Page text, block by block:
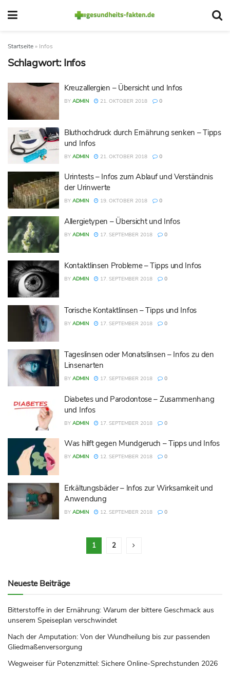
Startseite » Infos
Schlagwort:Infos
Kreuzallergien – Übersicht und Infos
BY ADMIN 21. OKTOBER 2018 0
Bluthochdruck durch Ernährung senken – Tipps
und Infos
BY ADMIN 21. OKTOBER 2018 0
Urintests – Infos zum Ablauf und Verständnis
der Urinwerte
BY ADMIN 19. OKTOBER 2018 0
Allergietypen – Übersicht und Infos
BY ADMIN 17. SEPTEMBER 2018 0
Kontaktlinsen Probleme – Tipps und Infos
BY ADMIN 17. SEPTEMBER 2018 0
Torische Kontaktlinsen – Tipps und Infos
BY ADMIN 17. SEPTEMBER 2018 0
Tageslinsen oder Monatslinsen – Infos zu den
Linsenarten
BY ADMIN 17. SEPTEMBER 2018 0
Diabetes und Parodontose – Zusammenhang
und Infos
BY ADMIN 17. SEPTEMBER 2018 0
Was hilft gegen Mundgeruch – Tipps und Infos
BY ADMIN 12. SEPTEMBER 2018 0
Erkältungsbäder – Infos zur Wirksamkeit und
Anwendung
BY ADMIN 12. SEPTEMBER 2018 0
1 2
Neueste Beiträge
Bitterstoffe in der Ernährung: Warum der bittere Geschmack aus
unserem Speiseplan verschwindet
Nach der Amputation: Von der Wundheilung bis zur passenden
Gliedmaßenversorgung
Wegweiser für Potenzmittel: Sichere Online-Sprechstunden 2026